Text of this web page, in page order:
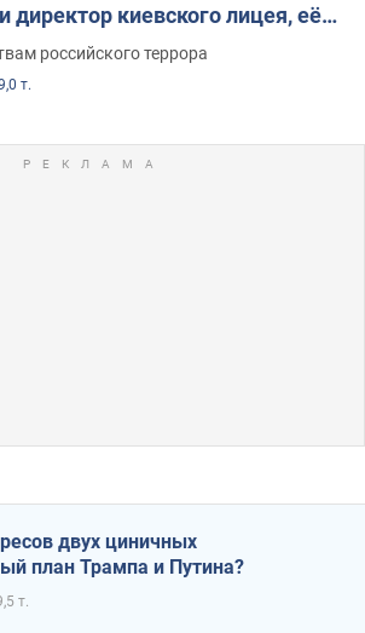
директор киевского лицея, её
российского террора
т.
двух циничных
план Трампа и Путина?
т.